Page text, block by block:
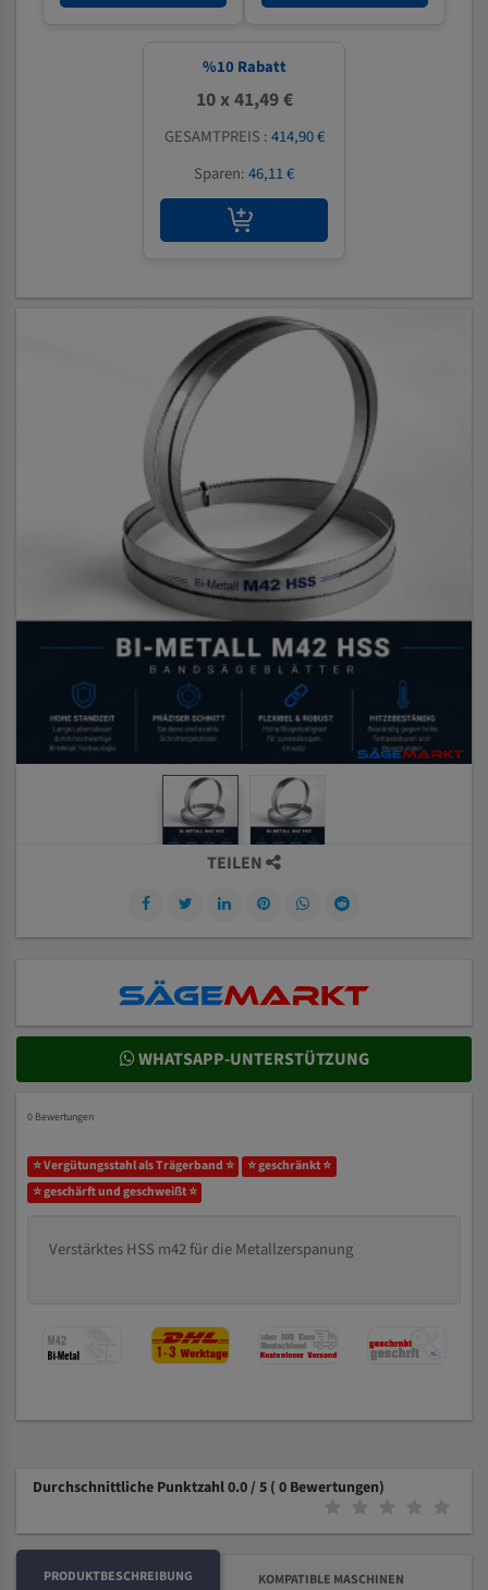
%10 Rabatt
10 x 41,49 €
GESAMTPREIS :414,90 €
Sparen:46,11 €
TEILEN
WHATSAPP-UNTERSTÜTZUNG
0 Bewertungen
⭐ Vergütungsstahl als Trägerband ⭐
⭐ geschränkt ⭐
⭐ geschärft und geschweißt ⭐
Verstärktes HSS m42 für die Metallzerspanung
Durchschnittliche Punktzahl 0.0 / 5 ( 0 Bewertungen)
PRODUKTBESCHREIBUNG KOMPATIBLE MASCHINEN